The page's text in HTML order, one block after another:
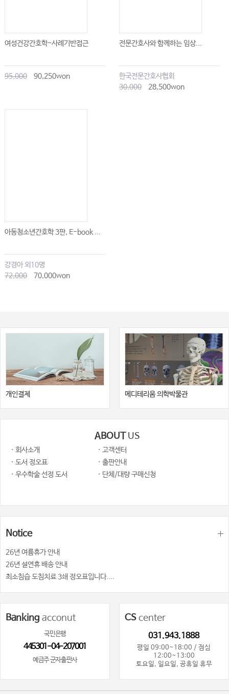
여성건강간호학-사례기반접근
95,000 90,250won
전문간호사와 함께하는 임상...
한국전문간호사협회
30,000
28,500won
아동청소년간호학 3판, E-book ...
강경아 외10명
72,000
70,000won
개인결제 메디테리움 의학박물관
ABOUT US
· 회사소개
· 고객센터
· 도서 정오표
· 출판안내
· 우수학술 선정 도서
· 단체/대량 구매신청
Notice
26년 여륨휴가 안내
26년 설연휴 배송 안내
최소침습 도침치료 3쇄 정오표입니다....
Banking acconut
국민은행
445301-04-207001
예금주 군자출판사
CScenter
031.943.1888
평일 09:00~18:00 / 점심
12:00~13:00
토요일, 일요일, 공휴일 휴무